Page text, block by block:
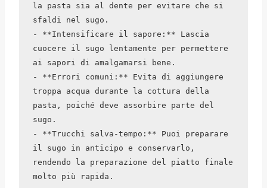
la pasta sia al dente per evitare che si
sfaldi nel sugo.
- **Intensificare il sapore:** Lascia
cuocere il sugo lentamente per permettere
ai sapori di amalgamarsi bene.
- **Errori comuni:** Evita di aggiungere
troppa acqua durante la cottura della
pasta, poiché deve assorbire parte del
sugo.
- **Trucchi salva-tempo:** Puoi preparare
il sugo in anticipo e conservarlo,
rendendo la preparazione del piatto finale
molto più rapida.